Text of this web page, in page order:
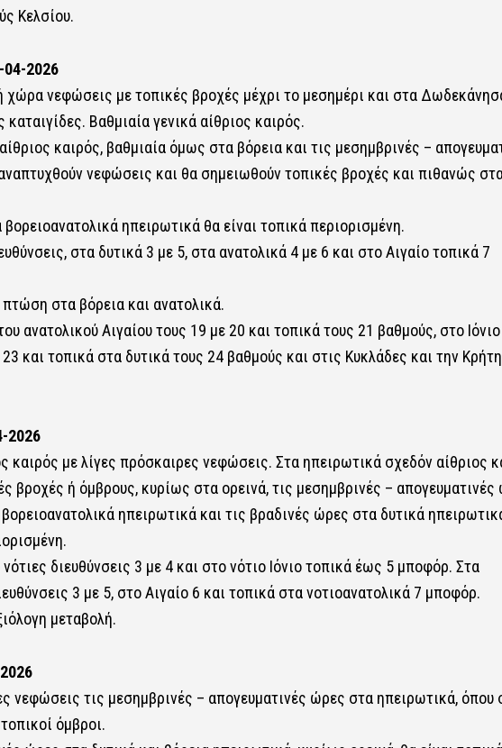
Κελσίου.
2026
χώρα νεφώσεις με τοπικές βροχές μέχρι το μεσημέρι και στα
Βαθμιαία γενικά αίθριος καιρός.
καιρός, βαθμιαία όμως στα βόρεια και τις μεσημβρινές –
νεφώσεις και θα σημειωθούν τοπικές βροχές και πιθανώς
ηπειρωτικά θα είναι τοπικά περιορισμένη.
στα δυτικά 3 με 5, στα ανατολικά 4 με 6 και στο Αιγαίο τοπικά 7
στα βόρεια και ανατολικά.
ανατολικού Αιγαίου τους 19 με 20 και τοπικά τους 21 βαθμούς, στο
και τοπικά στα δυτικά τους 24 βαθμούς και στις Κυκλάδες και την
2026
καιρός με λίγες πρόσκαιρες νεφώσεις. Στα ηπειρωτικά σχεδόν αίθριος
βροχές ή όμβρους, κυρίως στα ορεινά, τις μεσημβρινές – απογευματινές
ηπειρωτικά και τις βραδινές ώρες στα δυτικά
διευθύνσεις 3 με 4 και στο νότιο Ιόνιο τοπικά έως 5 μποφόρ. Στα
3 με 5, στο Αιγαίο 6 και τοπικά στα νοτιοανατολικά 7 μποφόρ.
μεταβολή.
νεφώσεις τις μεσημβρινές – απογευματινές ώρες στα ηπειρωτικά, όπου
όμβροι.